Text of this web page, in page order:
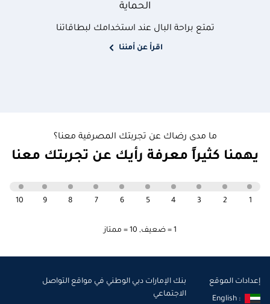
الحماية
تمتع براحة البال عند استخدامك لبطاقاتنا
اقرأ عن أمننا
ما مدى رضاك عن تجربتك المصرفية معنا؟
يهمنا كثيراً معرفة رأيك عن تجربتك معنا
1 = ضعيف , 10 = ممتاز
10 9 8 7 6 5 4 3 2 1
إعدادات الموقع
English :
بنك الإمارات دبي الوطني في مواقع التواصل
الاجتماعي